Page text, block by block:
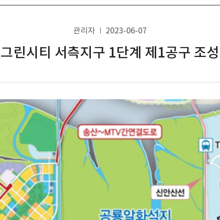
관리자 2023-06-07
린시티 서측지구 1단계 제1공구 조